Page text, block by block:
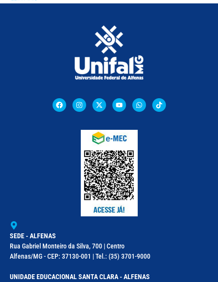
SEDE - ALFENAS
Rua Gabriel Monteiro da Silva, 700 | Centro
Alfenas/MG - CEP: 37130-001 | Tel.: (35) 3701-9000
UNIDADE EDUCACIONAL SANTA CLARA - ALFENAS